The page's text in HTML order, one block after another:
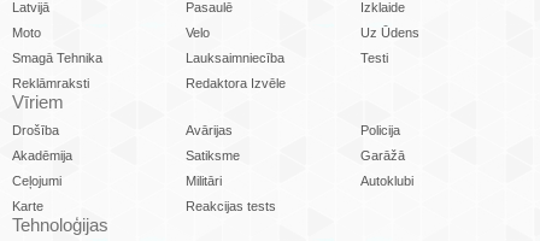
Latvijā Pasaulē
Izklaide
Moto
Velo
Uz Ūdens
Smagā Tehnika
Lauksaimniecība
Testi
Reklāmraksti
Redaktora Izvēle
Vīriem
Drošība Avārijas
Policija
Akadēmija
Satiksme
Garāžā
Ceļojumi
Militāri
Autoklubi
Karte
Reakcijas tests
Tehnoloģijas